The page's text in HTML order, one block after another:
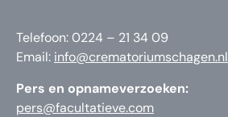
Telefoon: 0224 – 21 34 09
Email: info@crematoriumschagen.nl
Pers en opnameverzoeken:
pers@facultatieve.com